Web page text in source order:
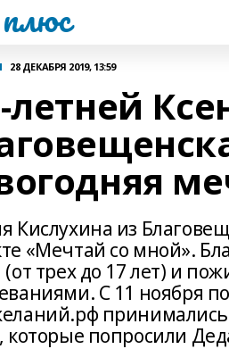
28 ДЕКАБРЯ 2019, 13:59
летней
Кислухина из
«Мечтай со мной».
(от трех до 17 лет) и
С 11 ноября
принимались
которые попросили